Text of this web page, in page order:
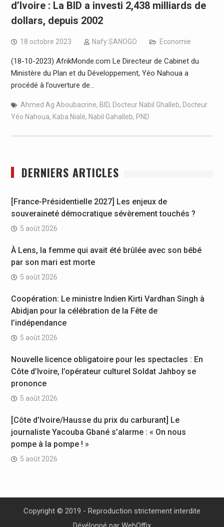
d’Ivoire : La BID a investi 2,438 milliards de
dollars, depuis 2002
18 octobre 2023 Nafy SANOGO Economie
(18-10-2023) AfrikMonde.com Le Directeur de Cabinet du
Ministère du Plan et du Développement, Yéo Nahoua a
procédé à l’ouverture de…
Ahmed Ag Aboubacrine, BID, Docteur Nabil Ghalleb, Docteur
Yéo Nahoua, Kaba Nialé, Nabil Gahalleb, PND
DERNIERS ARTICLES
[France-Présidentielle 2027] Les enjeux de
souveraineté démocratique sévèrement touchés ?
5 août 2026
À Lens, la femme qui avait été brûlée avec son bébé
par son mari est morte
5 août 2026
Coopération: Le ministre Indien Kirti Vardhan Singh à
Abidjan pour la célébration de la Fête de
l’indépendance
5 août 2026
Nouvelle licence obligatoire pour les spectacles : En
Côte d’Ivoire, l’opérateur culturel Soldat Jahboy se
prononce
5 août 2026
[Côte d’Ivoire/Hausse du prix du carburant] Le
journaliste Yacouba Gbané s’alarme : « On nous
pompe à la pompe ! »
5 août 2026
Copyright © 2019 - Reproduction strictement interdite